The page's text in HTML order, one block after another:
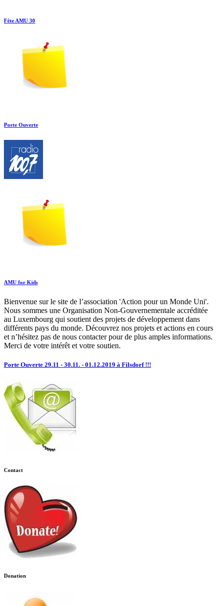
Fête AMU 30
Porte Ouverte
AMU for Kids
Bienvenue sur le site de l’association 'Action pour un Monde Uni'.
Nous sommes une Organisation Non-Gouvernementale accréditée
au Luxembourg qui soutient des projets de développement dans
différents pays du monde. Découvrez nos projets et actions en cours
et n’hésitez pas de nous contacter pour de plus amples informations.
Merci de votre intérêt et votre soutien.
Porte Ouverte 29.11 - 30.11. - 01.12.2019 à Filsdorf !!!
Contact
Donation